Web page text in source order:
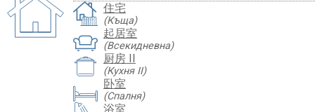
住宅
(Къща)
起居室
(Всекидневна)
厨房 II
(Кухня II)
卧室
(Спалня)
浴室